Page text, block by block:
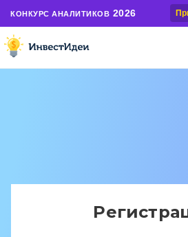
КОНКУРС АНАЛИТИКОВ 2026